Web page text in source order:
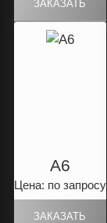
А6
Цена: по запросу